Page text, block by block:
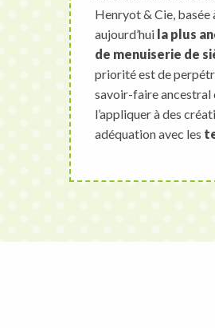
Henryot & Cie,
aujourd’hui la plus
de menuiserie de
priorité est de
savoir-faire ancestral
l’appliquer à des
adéquation avec les